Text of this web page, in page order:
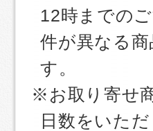
12時までの
件が異なる
す。
※お取り寄せ
日数をいた